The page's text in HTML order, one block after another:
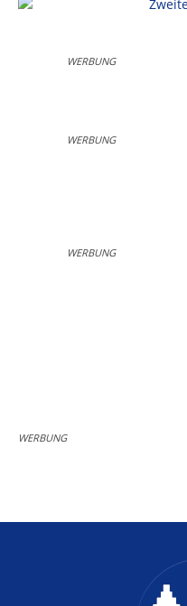
WERBUNG
WERBUNG
WERBUNG
WERBUNG